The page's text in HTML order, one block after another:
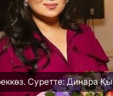
Суретте: Динара